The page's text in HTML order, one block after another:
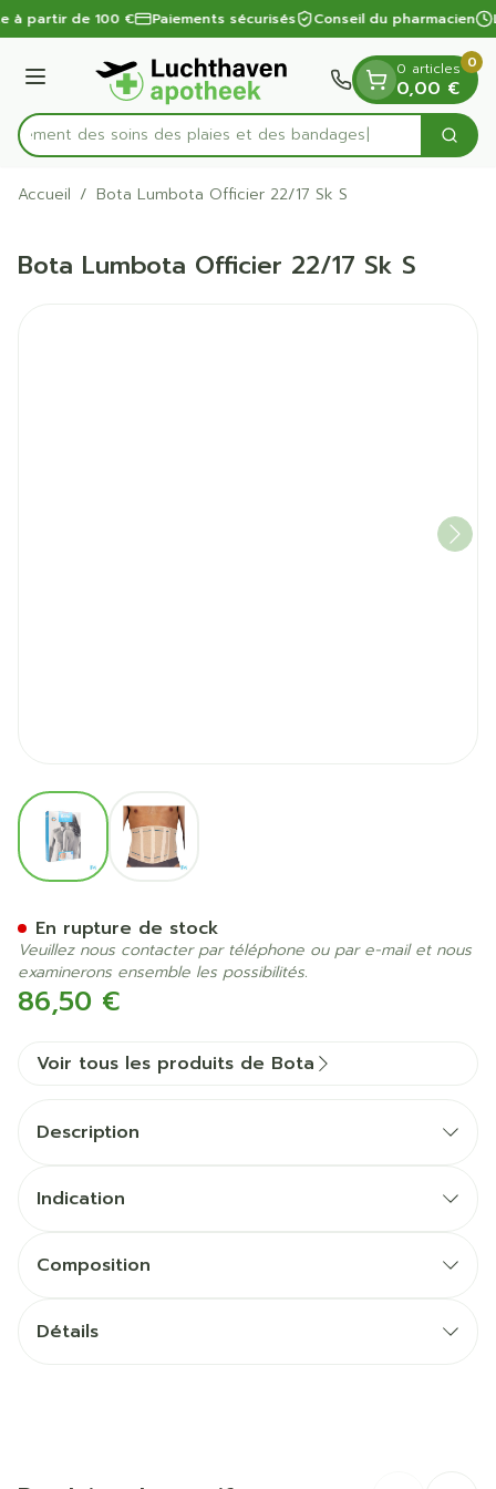
Aller au contenu
1 de 1
à partir de 100 € Paiements sécurisés Conseil du pharmacien
Menu
Rechercherdes soins des plaies et des bandages
0 articles
0,00 €
0
Accueil / Bota Lumbota Officier 22/17 Sk S
Bota Lumbota Officier 22/17 Sk S
View larger imageView larger image
86,50 €
En rupture de stock
Veuillez nous contacter par téléphone ou par e-mail et nous
examinerons ensemble les possibilités.
Voir tous les produits de Bota
Description
Indication
Composition
Détails